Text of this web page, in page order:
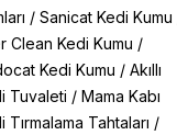
/ Sanicat Kedi Kumu
Clean Kedi Kumu /
Kedi Kumu / Akıllı
Tuvaleti / Mama Kabı
Tırmalama Tahtaları /